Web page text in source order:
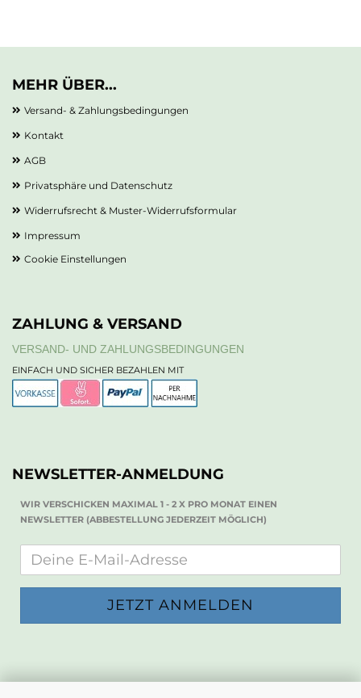
MEHR ÜBER...
Versand- & Zahlungsbedingungen
Kontakt
AGB
Privatsphäre und Datenschutz
Widerrufsrecht & Muster-Widerrufsformular
Impressum
Cookie Einstellungen
ZAHLUNG & VERSAND
VERSAND- UND ZAHLUNGSBEDINGUNGEN
EINFACH UND SICHER BEZAHLEN MIT
NEWSLETTER-ANMELDUNG
WIR VERSCHICKEN MAXIMAL 1 - 2 X PRO MONAT EINEN
NEWSLETTER (ABBESTELLUNG JEDERZEIT MÖGLICH)